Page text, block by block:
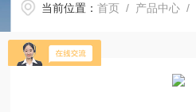
当前位置：首页 / 产品中心 /